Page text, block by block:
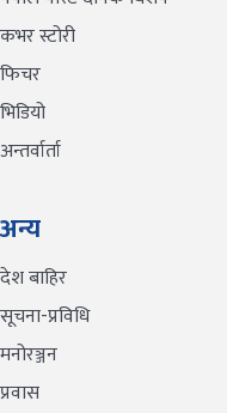
कभर स्टोरी
फिचर
भिडियो
अन्तर्वार्ता
अन्य
देश बाहिर
सूचना-प्रविधि
मनोरञ्जन
प्रवास